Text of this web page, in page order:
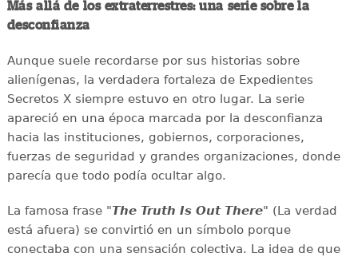
Más allá de los extraterrestres: una serie sobre la
desconfianza
Aunque suele recordarse por sus historias sobre
alienígenas, la verdadera fortaleza de Expedientes
Secretos X siempre estuvo en otro lugar. La serie
apareció en una época marcada por la desconfianza
hacia las instituciones, gobiernos, corporaciones,
fuerzas de seguridad y grandes organizaciones, donde
parecía que todo podía ocultar algo.
La famosa frase "The Truth Is Out There" (La verdad
está afuera) se convirtió en un símbolo porque
conectaba con una sensación colectiva. La idea de que